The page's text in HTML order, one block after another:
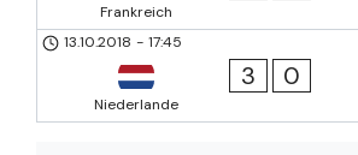
Frankreich
13.10.2018 - 17:45
Niederlande
3 0